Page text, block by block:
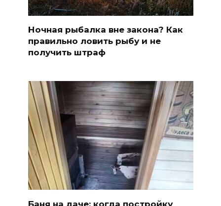
Ночная рыбалка вне закона? Как
правильно ловить рыбу и не
получить штраф
Баня на даче: когда постройку